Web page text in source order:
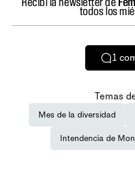
todos los
1
Temas
Mes de la diversidad
Intendencia de